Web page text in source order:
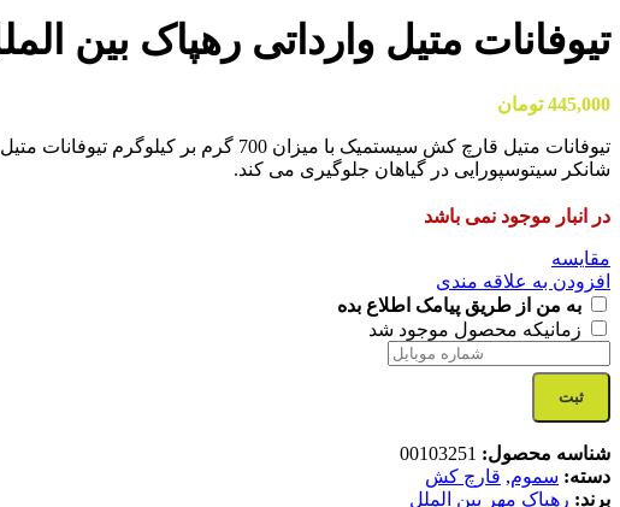
تیوفانات متیل وارداتی رهپاک بین
445,000 تومان
تیوفانات متیل قارچ کش سیستمیک با
شانکر سیتوسپورایی در گیاهان جلوگیری می کند.
در انبار موجود نمی باشد
مقایسه
افزودن به علاقه مندی
به من از طریق پیامک اطلاع بده
زمانیکه محصول موجود شد
ثبت
شناسه محصول: 00103251
دسته: سموم, قارچ کش
برند: رهپاک مهر بین الملل